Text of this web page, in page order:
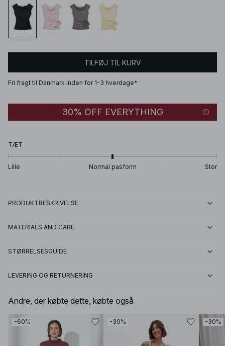
TILFØJ TIL KURV
Fri fragt til Danmark inden for 1-3 hverdage*
30% OFF EVERYTHING
TÆT
Lille Normal pasform Stor
PRODUKTBESKRIVELSE
MATERIALS AND CARE
STØRRELSESGUIDE
LEVERING OG RETURNERING
Andre, der købte dette, købte også
-60% -30% -30%